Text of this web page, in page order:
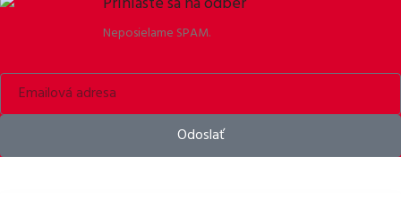
Neposielame SPAM.
Odoslať